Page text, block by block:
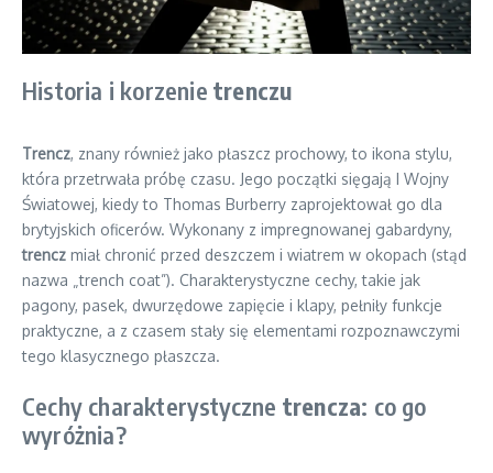
Historia i korzenie trenczu
Trencz, znany również jako płaszcz prochowy, to ikona stylu,
która przetrwała próbę czasu. Jego początki sięgają I Wojny
Światowej, kiedy to Thomas Burberry zaprojektował go dla
brytyjskich oficerów. Wykonany z impregnowanej gabardyny,
trencz miał chronić przed deszczem i wiatrem w okopach (stąd
nazwa „trench coat”). Charakterystyczne cechy, takie jak
pagony, pasek, dwurzędowe zapięcie i klapy, pełniły funkcje
praktyczne, a z czasem stały się elementami rozpoznawczymi
tego klasycznego płaszcza.
Cechy charakterystyczne trencza: co go
wyróżnia?